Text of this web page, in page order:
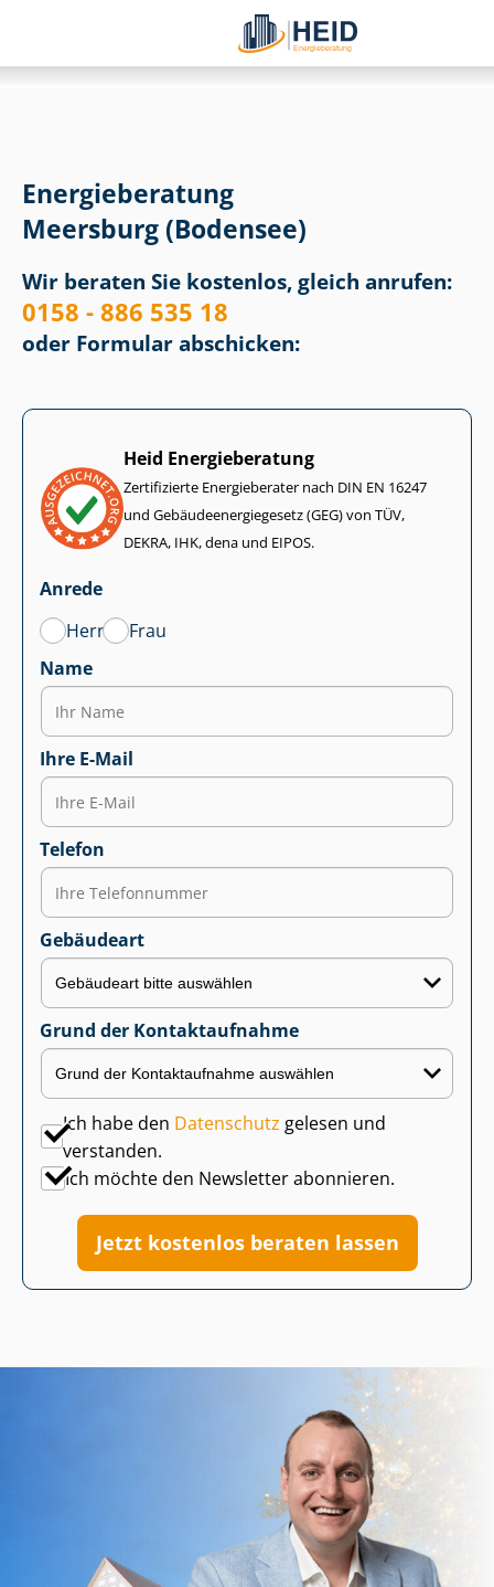
Energieberatung
Meersburg (Bodensee)
Wir beraten Sie kostenlos, gleich anrufen:
0158 - 886 535 18
oder Formular abschicken:
Heid Energieberatung
Zertifizierte Energieberater nach DIN EN 16247
und Ge­bäu­de­en­er­gie­ge­setz (GEG) von TÜV,
DEKRA, IHK, dena und EIPOS.
Anrede
Herr
Frau
Name
Ihre E-Mail
Telefon
Gebäudeart
Grund der Kontaktaufnahme
Ich habe den Datenschutz gelesen und
verstanden.
Ich möchte den Newsletter abonnieren.
Jetzt kostenlos beraten lassen